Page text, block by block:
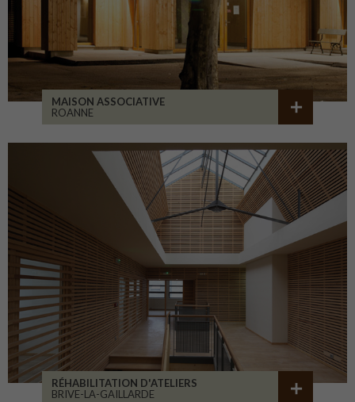
MAISON ASSOCIATIVE
ROANNE
RÉHABILITATION D'ATELIERS
BRIVE-LA-GAILLARDE